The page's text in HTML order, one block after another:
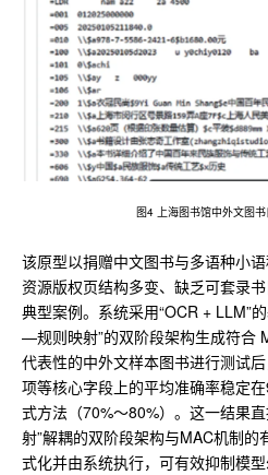
图4 上海图书馆中外文图
该原型以捐赠中文图书与多语种小
资源版权页结构多变、缺乏可套录
典型案例。系统采用“OCR + LLM”
—规则映射”的双阶段架构生成符合
代表性的中外文样本图书进行测试
项等核心字段上的平均准确率稳定
式方法（70%～80%）。这一结果
射”解耦的双阶段架构与MAC机制
式化并由系统执行，可有效抑制模